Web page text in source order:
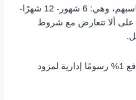
أن يختاروا منها ما يناسبهم، وهي: 6 شهور- 12 شهرًا-
24 شهرًا، على ألا تتعارض مع شروط
– أن يقوم العميل بدفع 1% رسومًا إدارية لمزود